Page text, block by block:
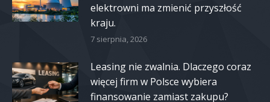
elektrowni ma zmienić przyszłość
kraju.
7 sierpnia, 2026
Leasing nie zwalnia. Dlaczego coraz
więcej firm w Polsce wybiera
finansowanie zamiast zakupu?